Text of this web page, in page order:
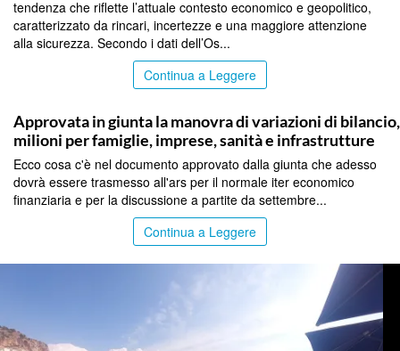
tendenza che riflette l’attuale contesto economico e geopolitico,
caratterizzato da rincari, incertezze e una maggiore attenzione
alla sicurezza. Secondo i dati dell’Os...
Continua a Leggere
Approvata in giunta la manovra di variazioni di
milioni per famiglie, imprese, sanità e infrastrutture
Ecco cosa c'è nel documento approvato dalla giunta che adesso
dovrà essere trasmesso all'ars per il normale iter economico
finanziaria e per la discussione a partite da settembre...
Continua a Leggere